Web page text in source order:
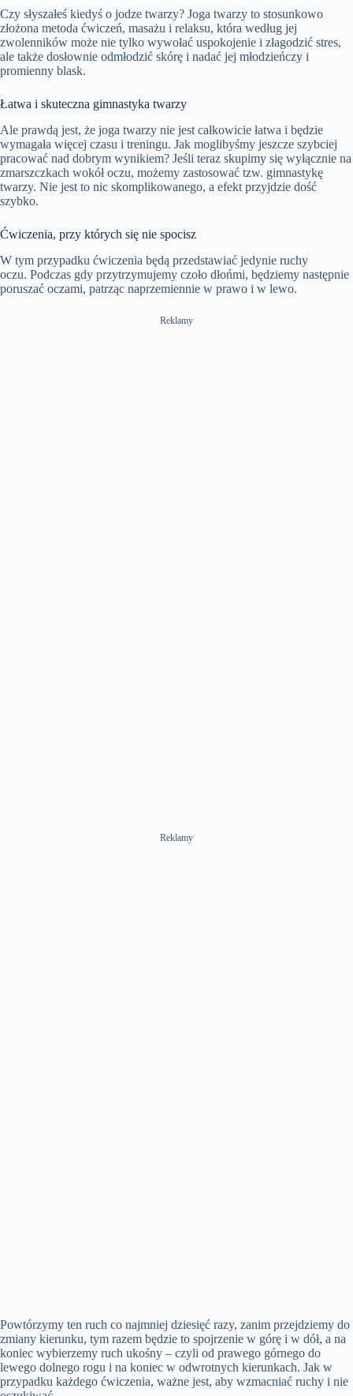
Czy słyszałeś kiedyś o jodze twarzy? Joga twarzy to stosunkowo
złożona metoda ćwiczeń, masażu i relaksu, która według jej
zwolenników może nie tylko wywołać uspokojenie i złagodzić stres,
ale także dosłownie odmłodzić skórę i nadać jej młodzieńczy i
promienny blask.
Łatwa i skuteczna gimnastyka twarzy
Ale prawdą jest, że joga twarzy nie jest całkowicie łatwa i będzie
wymagała więcej czasu i treningu. Jak moglibyśmy jeszcze szybciej
pracować nad dobrym wynikiem? Jeśli teraz skupimy się wyłącznie na
zmarszczkach wokół oczu, możemy zastosować tzw. gimnastykę
twarzy. Nie jest to nic skomplikowanego, a efekt przyjdzie dość
szybko.
Ćwiczenia, przy których się nie spocisz
W tym przypadku ćwiczenia będą przedstawiać jedynie ruchy
oczu. Podczas gdy przytrzymujemy czoło dłońmi, będziemy następnie
poruszać oczami, patrząc naprzemiennie w prawo i w lewo.
Reklamy
Reklamy
Powtórzymy ten ruch co najmniej dziesięć razy, zanim przejdziemy do
zmiany kierunku, tym razem będzie to spojrzenie w górę i w dół, a na
koniec wybierzemy ruch ukośny – czyli od prawego górnego do
lewego dolnego rogu i na koniec w odwrotnych kierunkach. Jak w
przypadku każdego ćwiczenia, ważne jest, aby wzmacniać ruchy i nie